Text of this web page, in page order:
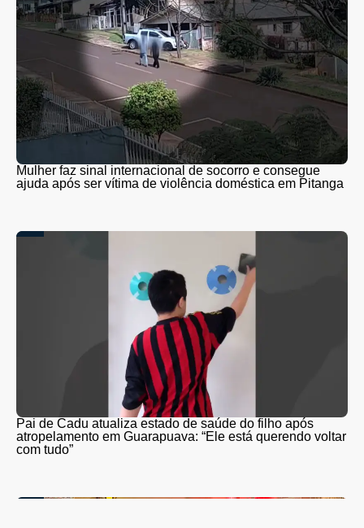
Mulher faz sinal internacional de socorro e consegue
ajuda após ser vítima de violência doméstica em Pitanga
Pai de Cadu atualiza estado de saúde do filho após
atropelamento em Guarapuava: “Ele está querendo voltar
com tudo”